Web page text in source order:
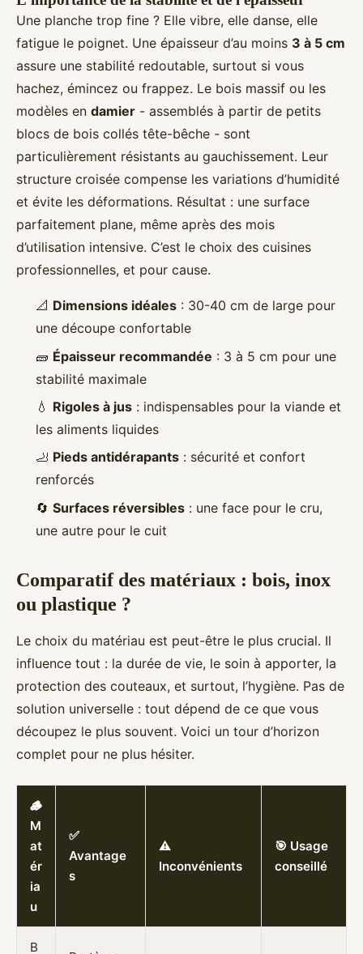
Une planche trop fine ? Elle vibre, elle danse, elle
fatigue le poignet. Une épaisseur d’au moins 3 à 5 cm
assure une stabilité redoutable, surtout si vous
hachez, émincez ou frappez. Le bois massif ou les
modèles en damier - assemblés à partir de petits
blocs de bois collés tête-bêche - sont
particulièrement résistants au gauchissement. Leur
structure croisée compense les variations d’humidité
et évite les déformations. Résultat : une surface
parfaitement plane, même après des mois
d’utilisation intensive. C’est le choix des cuisines
professionnelles, et pour cause.
📐 Dimensions idéales : 30-40 cm de large pour
une découpe confortable
🧱 Épaisseur recommandée : 3 à 5 cm pour une
stabilité maximale
💧 Rigoles à jus : indispensables pour la viande et
les aliments liquides
🦶 Pieds antidérapants : sécurité et confort
renforcés
🔄 Surfaces réversibles : une face pour le cru,
une autre pour le cuit
Comparatif des matériaux : bois, inox
ou plastique ?
Le choix du matériau est peut-être le plus crucial. Il
influence tout : la durée de vie, le soin à apporter, la
protection des couteaux, et surtout, l’hygiène. Pas de
solution universelle : tout dépend de ce que vous
découpez le plus souvent. Voici un tour d’horizon
complet pour ne plus hésiter.
🪵
M
at
ér
ia
u
✅
Avantage
s
⚠️
Inconvénients
🎯 Usage
conseillé
B